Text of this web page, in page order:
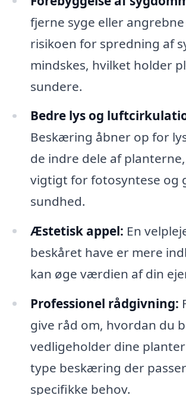
fjerne syge eller
risikoen for spredning af
mindskes, hvilket holder
sundere.
Bedre lys og
Beskæring åbner op for
de indre dele af
vigtigt for fotosyntese og
sundhed.
Æstetisk appel: En
beskåret have er mere
kan øge værdien af din
Professionel rådgivning:
give råd om, hvordan du
vedligeholder dine
type beskæring der
specifikke behov.